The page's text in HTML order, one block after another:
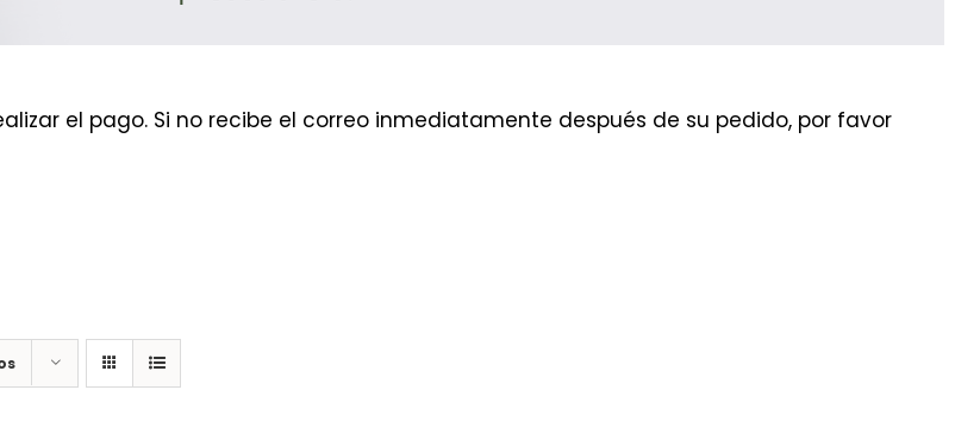
el pago. Si no recibe el correo inmediatamente después de su pedido, por favor